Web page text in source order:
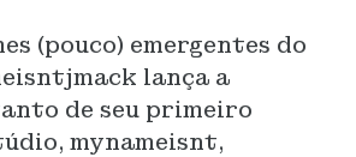
(pouco) emergentes do
lança a
de seu primeiro
mynameisnt,